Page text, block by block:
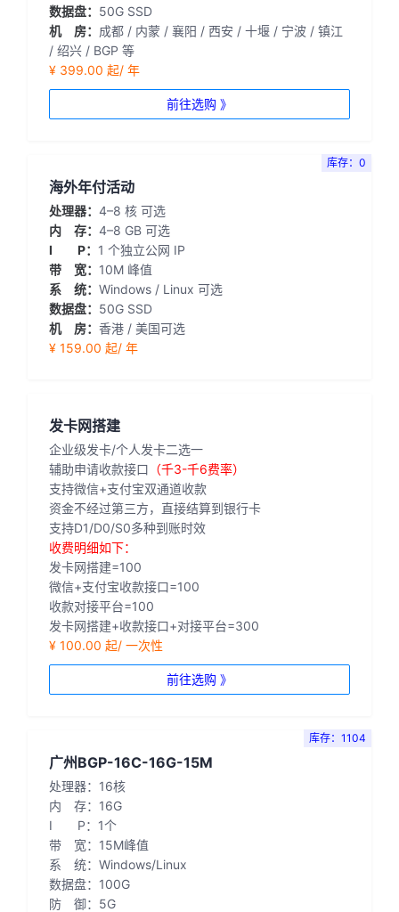
数据盘： 50G SSD
机 房： 成都 / 内蒙 / 襄阳 / 西安 / 十堰 / 宁波 / 镇江
/ 绍兴 / BGP 等
¥ 399.00 起/ 年
前往选购 》
库存：0
海外年付活动
处理器： 4–8 核 可选
内 存： 4–8 GB 可选
I P： 1 个独立公网 IP
带 宽： 10M 峰值
系 统： Windows / Linux 可选
数据盘： 50G SSD
机 房： 香港 / 美国可选
¥ 159.00 起/ 年
发卡网搭建
企业级发卡/个人发卡二选一
辅助申请收款接口 （千3-千6费率）
支持微信+支付宝双通道收款
资金不经过第三方，直接结算到银行卡
支持D1/D0/S0多种到账时效
收费明细如下：
发卡网搭建=100
微信+支付宝收款接口=100
收款对接平台=100
发卡网搭建+收款接口+对接平台=300
¥ 100.00 起/ 一次性
前往选购 》
库存：1104
广州BGP-16C-16G-15M
处理器：16核
内 存：16G
I P：1个
带 宽：15M峰值
系 统：Windows/Linux
数据盘：100G
防 御：5G